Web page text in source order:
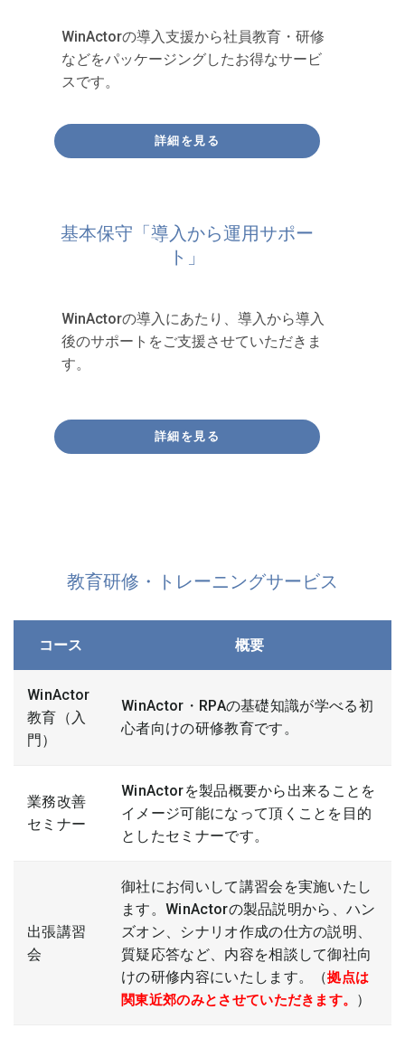
WinActorの導入支援から社員教育・研修
などをパッケージングしたお得なサービ
スです。
詳細を見る
基本保守「導入から運用サポー
ト」
WinActorの導入にあたり、導入から導入
後のサポートをご支援させていただきま
す。
詳細を見る
教育研修・トレーニングサービス
コース 概要
WinActor
教育（入
門）
WinActor・RPAの基礎知識が学べる初
心者向けの研修教育です。
業務改善
セミナー
WinActorを製品概要から出来ることを
イメージ可能になって頂くことを目的
としたセミナーです。
出張講習
会
御社にお伺いして講習会を実施いたし
ます。WinActorの製品説明から、ハン
ズオン、シナリオ作成の仕方の説明、
質疑応答など、内容を相談して御社向
けの研修内容にいたします。（拠点は
関東近郊のみとさせていただきます。 ）